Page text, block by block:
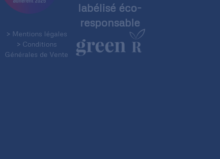
> Mentions légales
> Conditions
Générales de Vente
labélisé éco-
responsable